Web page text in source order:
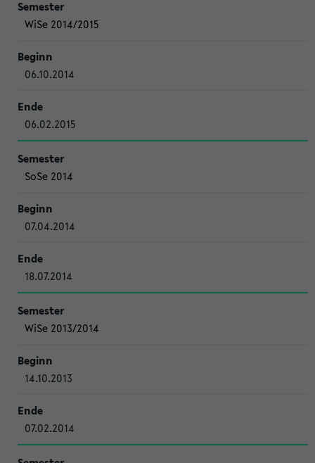
WiSe 2014/2015
06.10.2014
06.02.2015
SoSe 2014
07.04.2014
18.07.2014
WiSe 2013/2014
14.10.2013
07.02.2014